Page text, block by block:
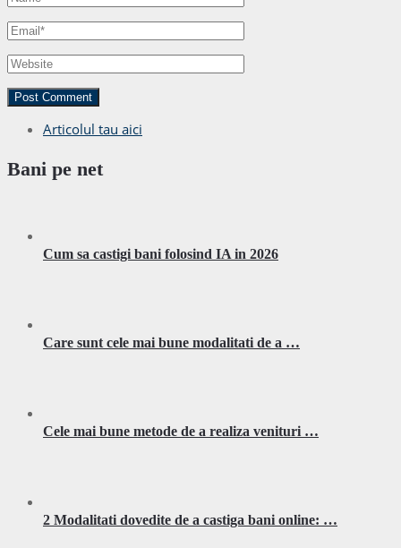
Articolul tau aici
Bani pe net
Cum sa castigi bani folosind IA in 2026
Care sunt cele mai bune modalitati de a …
Cele mai bune metode de a realiza venituri …
2 Modalitati dovedite de a castiga bani online: …